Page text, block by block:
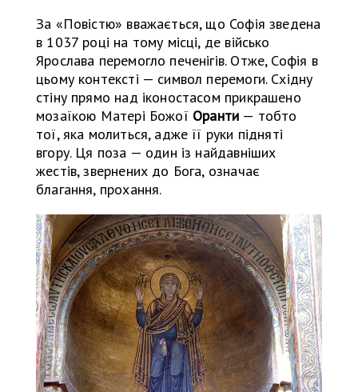
За «Повістю» вважається, що Софія зведена
в 1037 році на тому місці, де військо
Ярослава перемогло печенігів. Отже, Софія в
цьому контексті — символ перемоги. Східну
стіну прямо над іконостасом прикрашено
мозаїкою Матері Божої Оранти — тобто
тої, яка молиться, адже її руки підняті
вгору. Ця поза — один із найдавніших
жестів, звернених до Бога, означає
благання, прохання.